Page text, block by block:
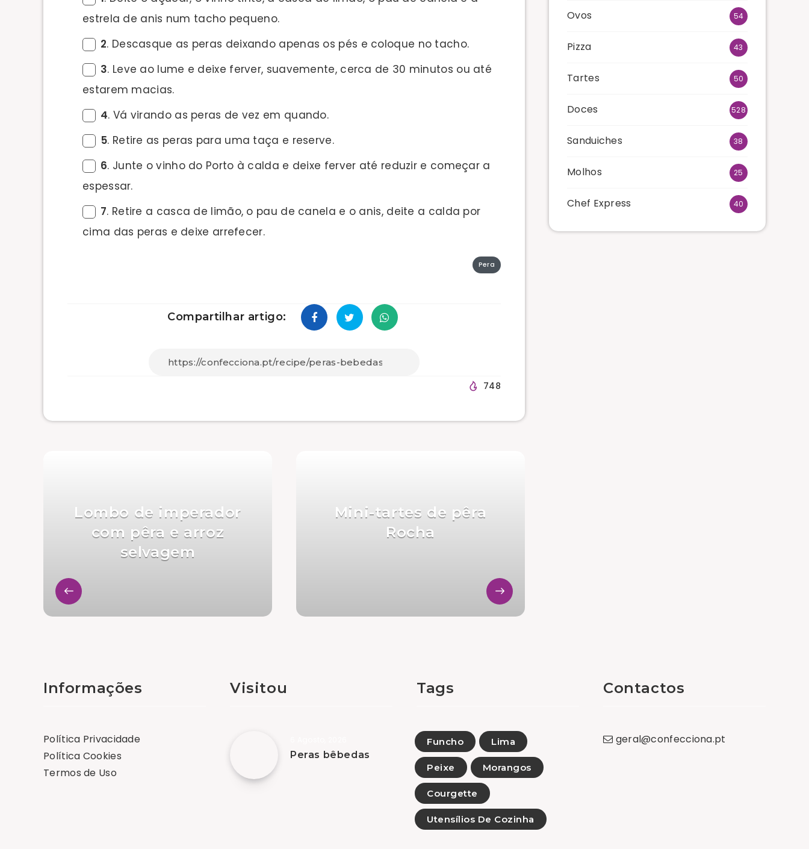
estrela de anis num tacho pequeno.
2. Descasque as peras deixando apenas os pés e coloque no tacho.
3. Leve ao lume e deixe ferver, suavemente, cerca de 30 minutos ou até
estarem macias.
4. Vá virando as peras de vez em quando.
5. Retire as peras para uma taça e reserve.
6. Junte o vinho do Porto à calda e deixe ferver até reduzir e começar a
espessar.
7. Retire a casca de limão, o pau de canela e o anis, deite a calda por
cima das peras e deixe arrefecer.
Pera
Compartilhar artigo:
748
Mini-tartes de pêra
Rocha
Lombo de imperador
com pêra e arroz
selvagem
Ovos 54
Pizza 43
Tartes 50
Doces 528
Sanduiches 38
Molhos 25
Chef Express 40
Informações
Política Privacidade
Política Cookies
Termos de Uso
Visitou
Peras bêbedas
Tags
Funcho Lima
Peixe Morangos
Courgette
Utensílios De Cozinha
Contactos
geral@confecciona.pt